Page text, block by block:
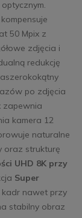
50 Mpix z
zdjęcia i
redukcję
po zdjęcia
zapewnia
kamera 12
naturalne
oraz strukturę
UHD 8K przy
Super
nawet przy
stabilny obraz